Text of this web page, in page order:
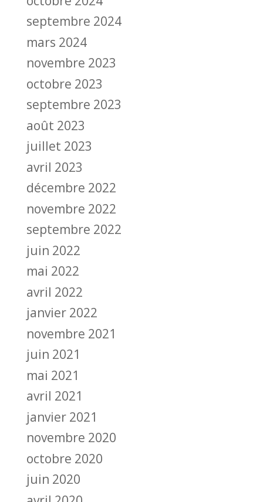
septembre 2024
mars 2024
novembre 2023
octobre 2023
septembre 2023
août 2023
juillet 2023
avril 2023
décembre 2022
novembre 2022
septembre 2022
juin 2022
mai 2022
avril 2022
janvier 2022
novembre 2021
juin 2021
mai 2021
avril 2021
janvier 2021
novembre 2020
octobre 2020
juin 2020